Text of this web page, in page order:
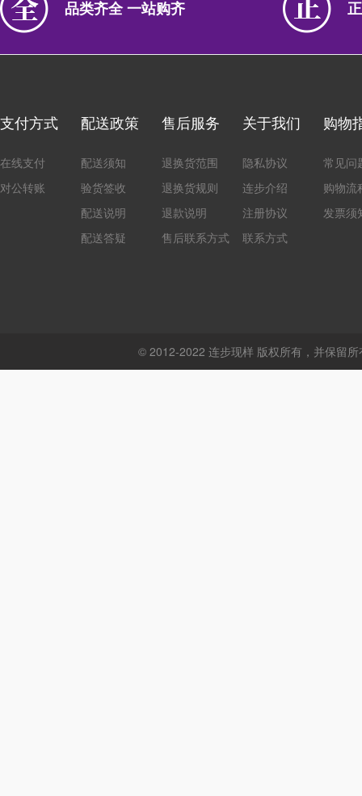
品类齐全 一站购齐
支付方式
在线支付
对公转账
配送政策
配送须知
验货签收
配送说明
配送答疑
售后服务
退换货范围
退换货规则
退款说明
售后联系方式
关于我们
隐私协议
连步介绍
注册协议
联系方式
购物
常见问
购物流
发票须
© 2012-2022 连步现样 版权所有，并保留